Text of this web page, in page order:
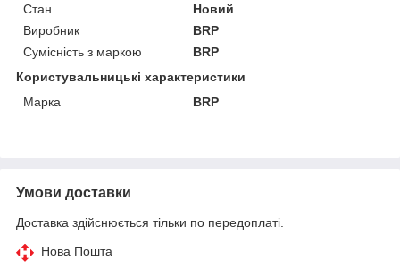
Стан
Новий
Виробник
BRP
Сумісність з маркою
BRP
Користувальницькі характеристики
Марка
BRP
Умови доставки
Доставка здійснюється тільки по передоплаті.
Нова Пошта